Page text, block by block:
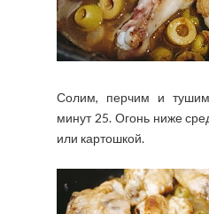
Солим, перчим и
минут 25. Огонь ниже
или картошкой.